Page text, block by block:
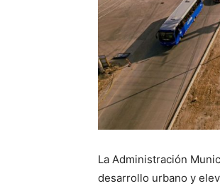
La Administración
desarrollo urbano y